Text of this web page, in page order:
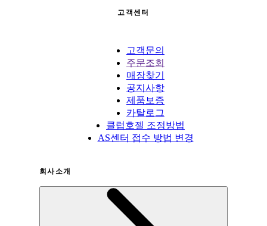
고객센터
고객문의
주문조회
매장찾기
공지사항
제품보증
카탈로그
클럽호젤 조정방법
AS센터 접수 방법 변경
회사소개